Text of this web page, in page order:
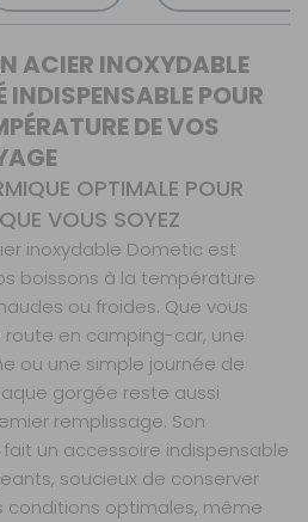
ACIER INOXYDABLE
INDISPENSABLE POUR
DE VOS
OPTIMALE POUR
VOUS SOYEZ
inoxydable Dometic est
boissons à la température
ou froides. Que vous
en camping-car, une
ou une simple journée de
gorgée reste aussi
remplissage. Son
un accessoire indispensable
soucieux de conserver
conditions optimales, même